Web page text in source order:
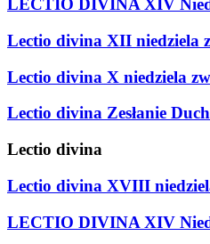
LECTIO DIVINA XIV
Lectio divina XII niedziela
Lectio divina X niedziela
Lectio divina Zesłanie
Lectio divina
Lectio divina XVIII
LECTIO DIVINA XIV